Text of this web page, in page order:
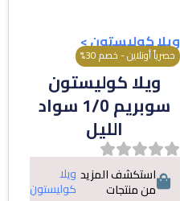
ويلا كوليستون>
حصرياً أونلاين - خصم 30%
ويلا كوليستون
سوبريم 1/0 سواد
الليل
استكشف المزيد
من منتجات
ويلا
كوليستون